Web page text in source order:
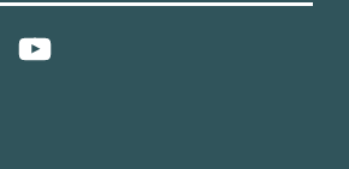
YouTube